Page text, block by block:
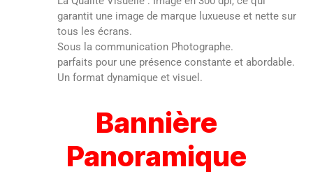
garantit une image de marque luxueuse et nette sur
tous les écrans.
Sous la communication Photographe.
parfaits pour une présence constante et abordable.
Un format dynamique et visuel.
Bannière
Panoramique